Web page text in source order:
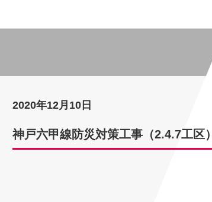
2020年12月10日
神戸六甲線防災対策工事（2.4.7工区）